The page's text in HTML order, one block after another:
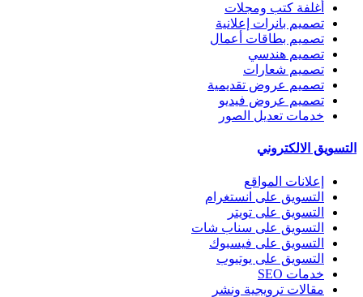
أغلفة كتب ومجلات
تصميم بانرات إعلانية
تصميم بطاقات أعمال
تصميم هندسي
تصميم شعارات
تصميم عروض تقديمية
تصميم عروض فيديو
خدمات تعديل الصور
التسويق الالكتروني
إعلانات المواقع
التسويق على انستغرام
التسويق على تويتر
التسويق على سناب شات
التسويق على فيسبوك
التسويق على يوتيوب
خدمات SEO
مقالات ترويجية ونشر